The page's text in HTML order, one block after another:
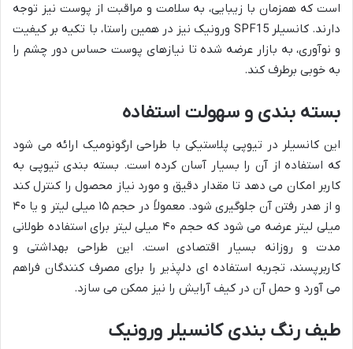
است که همزمان با زیبایی، به سلامت و مراقبت از پوست نیز توجه
دارند. کانسیلر SPF15 ورونیک نیز در همین راستا، با تکیه بر کیفیت
و نوآوری، به بازار عرضه شده تا نیازهای پوست حساس دور چشم را
به خوبی برطرف کند.
بسته بندی و سهولت استفاده
این کانسیلر در تیوپی پلاستیکی با طراحی ارگونومیک ارائه می شود
که استفاده از آن را بسیار آسان کرده است. بسته بندی تیوپی به
کاربر امکان می دهد تا مقدار دقیق و مورد نیاز محصول را کنترل کند
و از هدر رفتن آن جلوگیری شود. معمولاً در حجم ۱۵ میلی لیتر و یا ۴۰
میلی لیتر عرضه می شود که حجم ۴۰ میلی لیتر برای استفاده طولانی
مدت و روزانه بسیار اقتصادی است. این طراحی بهداشتی و
کاربرپسند، تجربه استفاده ای دلپذیر را برای مصرف کنندگان فراهم
می آورد و حمل آن در کیف آرایش را نیز ممکن می سازد.
طیف رنگ بندی کانسیلر ورونیک